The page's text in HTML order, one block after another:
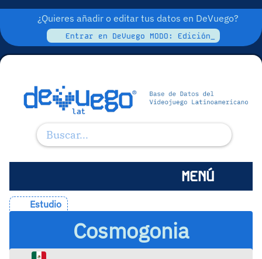
¿Quieres añadir o editar tus datos en DeVuego?
Entrar en DeVuego MODO: Edición_
MENÚ
Estudio
Cosmogonia